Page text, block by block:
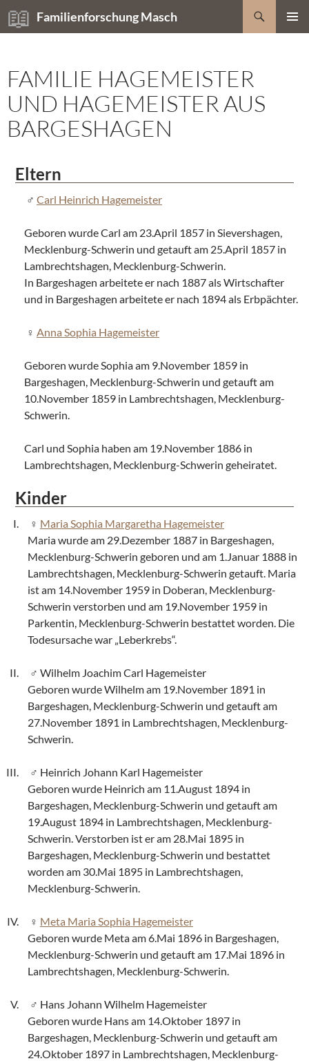
Zum
Inhalt
Familienforschung Masch
Suchen
FAMILIE HAGEMEISTER
UND HAGEMEISTER AUS
BARGESHAGEN
Eltern
Carl Heinrich Hagemeister
Geboren wurde Carl am 23.April 1857 in Sievershagen,
Mecklenburg-Schwerin und getauft am 25.April 1857 in
Lambrechtshagen, Mecklenburg-Schwerin.
In Bargeshagen arbeitete er nach 1887 als Wirtschafter
und in Bargeshagen arbeitete er nach 1894 als Erbpächter.
Anna Sophia Hagemeister
Geboren wurde Sophia am 9.November 1859 in
Bargeshagen, Mecklenburg-Schwerin und getauft am
10.November 1859 in Lambrechtshagen, Mecklenburg-
Schwerin.
Carl und Sophia haben am 19.November 1886 in
Lambrechtshagen, Mecklenburg-Schwerin geheiratet.
Kinder
Maria Sophia Margaretha Hagemeister
Maria wurde am 29.Dezember 1887 in Bargeshagen,
Mecklenburg-Schwerin geboren und am 1.Januar 1888 in
Lambrechtshagen, Mecklenburg-Schwerin getauft. Maria
ist am 14.November 1959 in Doberan, Mecklenburg-
Schwerin verstorben und am 19.November 1959 in
Parkentin, Mecklenburg-Schwerin bestattet worden. Die
Todesursache war „Leberkrebs“.
Wilhelm Joachim Carl Hagemeister
Geboren wurde Wilhelm am 19.November 1891 in
Bargeshagen, Mecklenburg-Schwerin und getauft am
27.November 1891 in Lambrechtshagen, Mecklenburg-
Schwerin.
Heinrich Johann Karl Hagemeister
Geboren wurde Heinrich am 11.August 1894 in
Bargeshagen, Mecklenburg-Schwerin und getauft am
19.August 1894 in Lambrechtshagen, Mecklenburg-
Schwerin. Verstorben ist er am 28.Mai 1895 in
Bargeshagen, Mecklenburg-Schwerin und bestattet
worden am 30.Mai 1895 in Lambrechtshagen,
Mecklenburg-Schwerin.
Meta Maria Sophia Hagemeister
Geboren wurde Meta am 6.Mai 1896 in Bargeshagen,
Mecklenburg-Schwerin und getauft am 17.Mai 1896 in
Lambrechtshagen, Mecklenburg-Schwerin.
Hans Johann Wilhelm Hagemeister
Geboren wurde Hans am 14.Oktober 1897 in
Bargeshagen, Mecklenburg-Schwerin und getauft am
24.Oktober 1897 in Lambrechtshagen, Mecklenburg-